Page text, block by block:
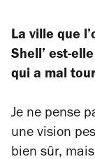
La ville que
Shell’ est-
qui a mal
Je ne pense
une vision
bien sûr,